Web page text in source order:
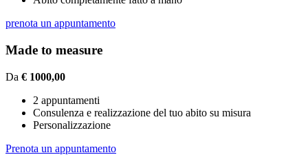
prenota un appuntamento
Made to measure
Da € 1000,00
2 appuntamenti
Consulenza e realizzazione del tuo abito su misura
Personalizzazione
Prenota un appuntamento